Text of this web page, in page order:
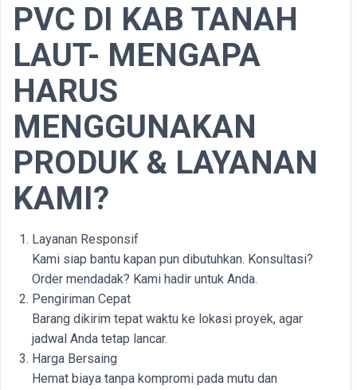
PVC DI KAB TANAH
LAUT- MENGAPA
HARUS
MENGGUNAKAN
PRODUK & LAYANAN
KAMI?
Layanan Responsif
Kami siap bantu kapan pun dibutuhkan. Konsultasi?
Order mendadak? Kami hadir untuk Anda.
Pengiriman Cepat
Barang dikirim tepat waktu ke lokasi proyek, agar
jadwal Anda tetap lancar.
Harga Bersaing
Hemat biaya tanpa kompromi pada mutu dan